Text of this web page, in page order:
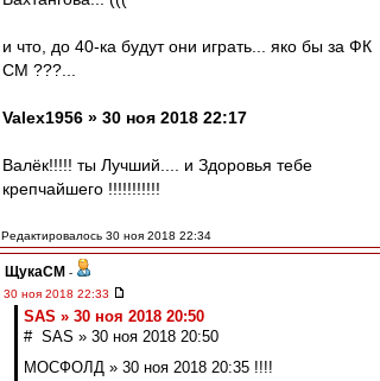
и что, до 40-ка будут они играть... яко бы за ФК
СМ ???...
Valex1956 » 30 ноя 2018 22:17
Валёк!!!!! ты Лучший.... и Здоровья тебе
крепчайшего !!!!!!!!!!!
Редактировалось 30 ноя 2018 22:34
ЩукаСМ -
30 ноя 2018 22:33
SAS » 30 ноя 2018 20:50
# SAS » 30 ноя 2018 20:50
МОСФОЛД » 30 ноя 2018 20:35 !!!!